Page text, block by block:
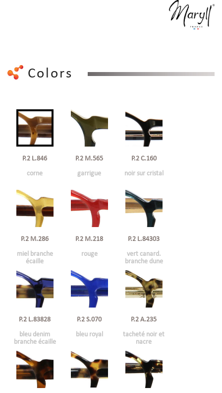
Colors
P.2 L.846
corne
P.2 M.565
garrigue
P.2 C.160
noir sur cristal
P.2 M.286
miel branche
écaille
P.2 M.218
rouge
P.2 L.84303
vert canard.
branche dune
P.2 L.83828
bleu denim
branche écaille
P.2 S.070
bleu royal
P.2 A.235
tacheté noir et
nacre